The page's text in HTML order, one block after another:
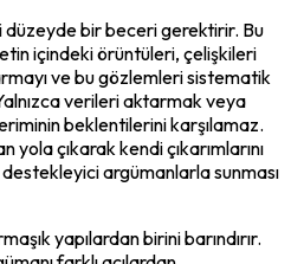
bir beceri gerektirir. Bu
içindeki örüntüleri, çelişkileri
ve bu gözlemleri sistematik
verileri aktarmak veya
beklentilerini karşılamaz.
çıkarak kendi çıkarımlarını
destekleyici argümanlarla sunması
yapılardan birini barındırır.